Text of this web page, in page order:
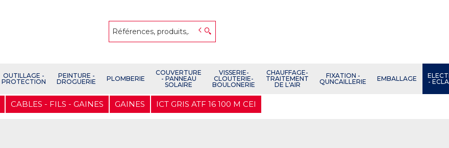
OUTILLAGE -
PROTECTION
PEINTURE -
DROGUERIE
PLOMBERIE
COUVERTURE
- PANNEAU
SOLAIRE
VISSERIE-
CLOUTERIE-
BOULONERIE
CHAUFFAGE-
TRAITEMENT
DE L'AIR
FIXATION -
QUNCAILLERIE
EMBALLAGE
-
CABLES - FILS - GAINES GAINES ICT GRIS ATF 16 100 M CEI